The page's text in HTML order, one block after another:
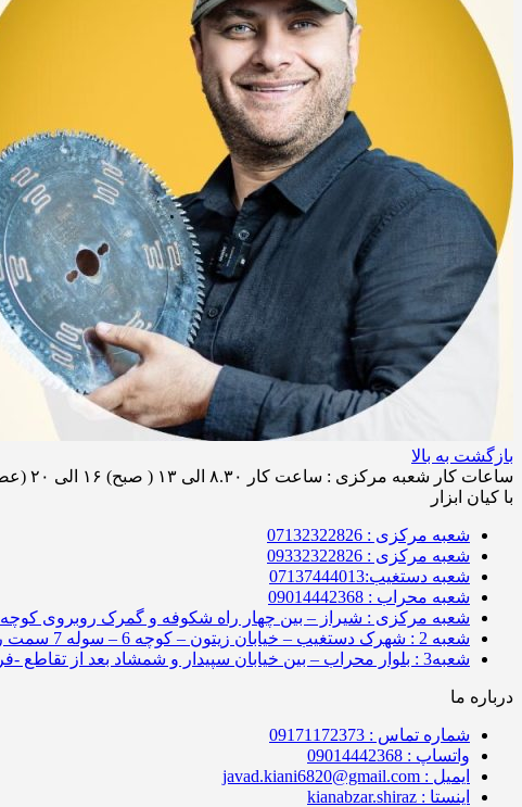
بازگشت به بالا
ساعات کار شعبه مرکزی : ساعت کار ۸.۳۰ الی ۱۳ ( صبح) ۱۶ الی ۲۰ (عصر ) / ساعات کار شعبه کیان ابزار محراب ساعت کار ۸.۳۰ الی۱۹ و روز های پنج شنبه از ساعت 8:30 الی 13:30
با کیان ابزار
شعبه مرکزی : 07132322826
شعبه مرکزی : 09332322826
شعبه دستغیب:07137444013
شعبه محراب : 09014442368
شعبه مرکزی : شیراز – بین چهار راه شکوفه و گمرک روبروی کوچه 11 جنب کیان چوب
شعبه 2 : شهرک دستغیب – خیابان زیتون – کوچه 6 – سوله 7 سمت راست
شعبه3 : بلوار محراب – بین خیابان سپیدار و شمشاد بعد از تقاطع -فروشگاه کیان ابزار
درباره ما
شماره تماس : 09171172373
واتساپ : 09014442368
ایمیل : javad.kiani6820@gmail.com
اینستا : kianabzar.shiraz